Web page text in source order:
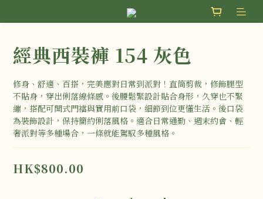
經典西裝褲 154 灰色
修身、舒適、百搭，完美應對日常到派對！直筒剪裁，修飾腿型
不貼身，穿出俐落線條感。後腰鬆緊設計貼合身形，久穿也不緊
繃，搭配可開式門襠與實用前口袋，細節到位更懂生活。後口袋
為裝飾設計，保持簡約俐落風格。適合日常通勤、週末約會、輕
奢派對等多種場合，一條就能駕馭多種風格。
HK$800.00